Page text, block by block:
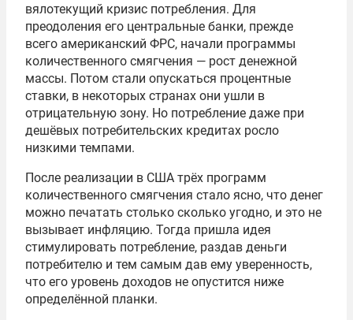
вялотекущий кризис потребления. Для
преодоления его центральные банки, прежде
всего американский ФРС, начали программы
количественного смягчения — рост денежной
массы. Потом стали опускаться процентные
ставки, в некоторых странах они ушли в
отрицательную зону. Но потребление даже при
дешёвых потребительских кредитах росло
низкими темпами.
После реализации в США трёх программ
количественного смягчения стало ясно, что денег
можно печатать столько сколько угодно, и это не
вызывает инфляцию. Тогда пришла идея
стимулировать потребление, раздав деньги
потребителю и тем самым дав ему уверенность,
что его уровень доходов не опустится ниже
определённой планки.